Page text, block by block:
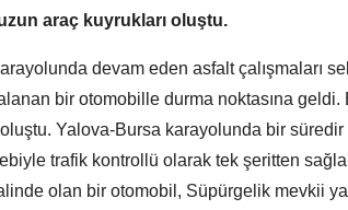
araç kuyrukları oluştu.
devam eden asfalt çalışmaları
bir otomobille durma noktasına
Yalova-Bursa karayolunda bir
trafik kontrollü olarak tek şeritten
olan bir otomobil, Süpürgelik mevkii